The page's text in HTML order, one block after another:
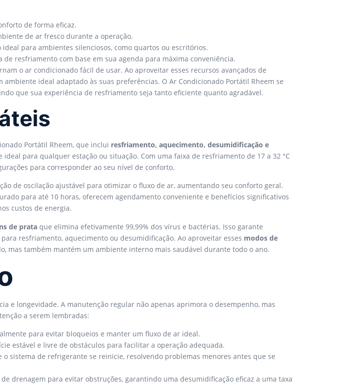
de forma eficaz.
de ar fresco durante a operação.
para ambientes silenciosos, como quartos ou escritórios.
de resfriamento com base em sua agenda para máxima conveniência.
o ar condicionado fácil de usar. Ao aproveitar esses recursos avançados de
ideal adaptado às suas preferências. O Ar Condicionado Portátil Rheem se
que sua experiência de resfriamento seja tanto eficiente quanto agradável.
Portátil Rheem, que inclui resfriamento, aquecimento, desumidificação e
para qualquer estação ou situação. Com uma faixa de resfriamento de 17 a 32 °C
para corresponder ao seu nível de conforto.
de oscilação ajustável para otimizar o fluxo de ar, aumentando seu conforto geral.
para até 10 horas, oferecem agendamento conveniente e benefícios significativos
custos de energia.
de prata que elimina efetivamente 99,99% dos vírus e bactérias. Isso garante
resfriamento, aquecimento ou desumidificação. Ao aproveitar esses modos de
mas também mantém um ambiente interno mais saudável durante todo o ano.
e longevidade. A manutenção regular não apenas aprimora o desempenho, mas
a serem lembradas:
para evitar bloqueios e manter um fluxo de ar ideal.
estável e livre de obstáculos para facilitar a operação adequada.
sistema de refrigerante se reinicie, resolvendo problemas menores antes que se
drenagem para evitar obstruções, garantindo uma desumidificação eficaz a uma taxa